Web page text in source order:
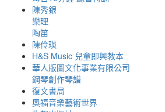
陳秀銀
樂理
陶笛
陳伶瑛
H&S Music 兒童即興教本
華人版圖文化事業有限公司
鋼琴創作琴譜
復文書局
奧福音樂藝術世界